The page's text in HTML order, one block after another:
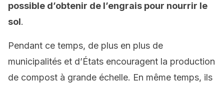
possible d’obtenir de l’engrais pour nourrir le
sol.
Pendant ce temps, de plus en plus de
municipalités et d’États encouragent la production
de compost à grande échelle. En même temps, ils